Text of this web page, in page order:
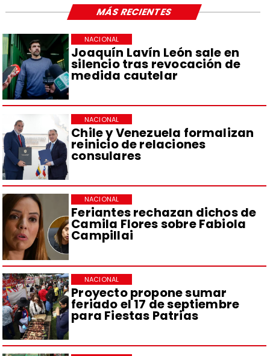
Joaquín Lavín León sale en
silencio tras revocación de
medida cautelar
NACIONAL
Chile y Venezuela formalizan
reinicio de relaciones
consulares
NACIONAL
Feriantes rechazan dichos de
Camila Flores sobre Fabiola
Campillai
NACIONAL
Proyecto propone sumar
feriado el 17 de septiembre
para Fiestas Patrias
NACIONAL
MÁS RECIENTES